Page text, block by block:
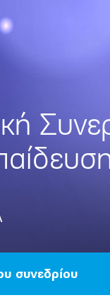
συνεδρίου